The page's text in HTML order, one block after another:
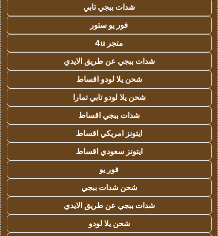
شدات ببجي تابي
فور يو ستور
متجر 4u
شدات ببجي عن طريق الايدي
شحن يلا لودو اقساط
شحن يلا لودو تابي تمارا
شدات ببجي اقساط
ايتونز امريكي اقساط
ايتونز سعودي اقساط
فور يو
شحن شدات ببجي
شدات ببجي عن طريق الايدي
شحن يلا لودو